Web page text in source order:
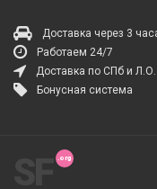
Доставка через 3
Работаем 24/7
Доставка по СПб и Л.О.
Бонусная система